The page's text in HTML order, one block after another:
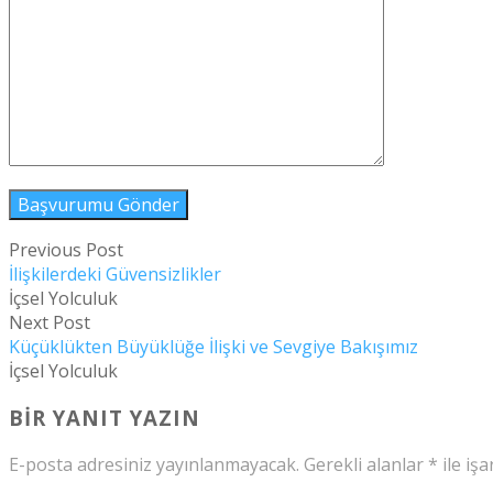
Previous Post
İlişkilerdeki Güvensizlikler
İçsel Yolculuk
Next Post
Küçüklükten Büyüklüğe İlişki ve Sevgiye Bakışımız
İçsel Yolculuk
BIR YANIT YAZIN
E-posta adresiniz yayınlanmayacak. Gerekli alanlar * ile